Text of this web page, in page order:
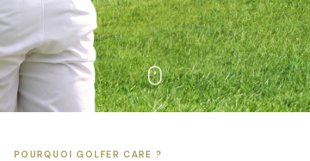
POURQUOI GOLFER CARE ?